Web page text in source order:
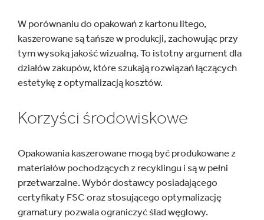
W porównaniu do opakowań z kartonu litego,
kaszerowane są tańsze w produkcji, zachowując przy
tym wysoką jakość wizualną. To istotny argument dla
działów zakupów, które szukają rozwiązań łączących
estetykę z optymalizacją kosztów.
Korzyści środowiskowe
Opakowania kaszerowane mogą być produkowane z
materiałów pochodzących z recyklingu i są w pełni
przetwarzalne. Wybór dostawcy posiadającego
certyfikaty FSC oraz stosującego optymalizację
gramatury pozwala ograniczyć ślad węglowy.